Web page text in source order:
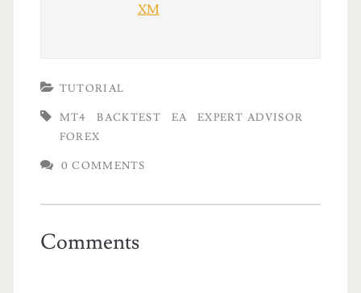
XM
TUTORIAL
MT4 BACKTEST EA
EXPERT ADVISOR
FOREX
0 COMMENTS
Comments